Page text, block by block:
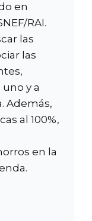
en
RAI.
las
las
y a
Además,
al 100%,
en la